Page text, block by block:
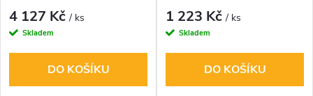
4 127 Kč/ ks
Skladem
DO KOŠÍKU
1 223 Kč/ ks
Skladem
DO KOŠÍKU